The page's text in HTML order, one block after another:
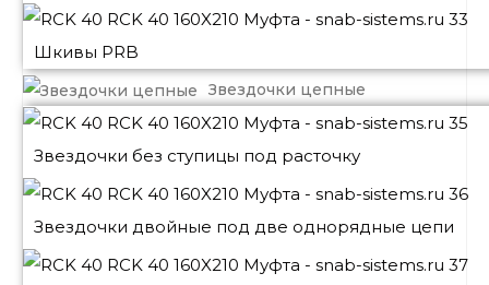
Шкивы PRB
Звездочки цепные
Звездочки без ступицы под расточку
Звездочки двойные под две однорядные цепи